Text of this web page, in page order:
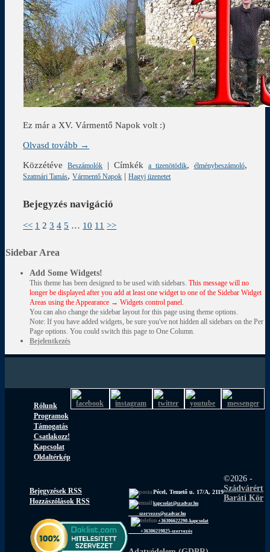
Ez már a XV. Vármentő Napok volt :)
Olvasd tovább →
Közzétéve
Beszámolók | Címkék a tizenötödik, élménybeszámoló,
Szatmári Tamás,Vármentő Napok |Hagyj üzenetet
Bejegyzés navigáció
<< 1 2 3 4 5 … 10 11 >>
Sidebar Area
Add Some Widgets!
This theme has been designed to be used with sidebars. This message will no
longer be displayed after you add at least one widget to one of the Sidebar Widget
Areas using the Appearance → Widgets control panel.
You can also change the sidebar layout for this page using theme options.
Note: If you have added widgets, be sure you've not hidden all sidebars on the Per
Page options. You could switch this page to One Column.
Bejelentkezés
Rólunk
Programok
Támogatás
Csatlakozz!
Kapcsolat
Oldaltérkép
Bejegyzések RSS
Hozzászólások RSS
Pécel, Temető u. 17/A, 2119
kapcsolat@szadvar.hu
szervezes@szadvar.hu
+36306622290-kapcsolat
+36306219825-szervezés
©2026 -
Szádvárért
Baráti Kör